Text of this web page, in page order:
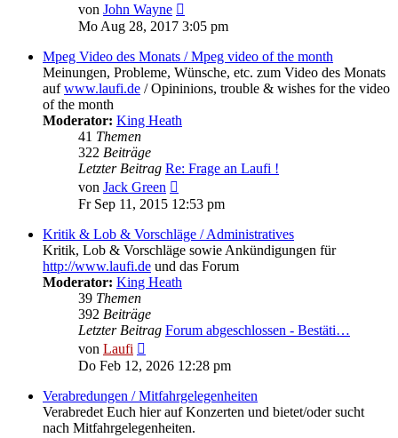
von John Wayne
Beitrag
Mo Aug 28, 2017 3:05 pm
Mpeg Video des Monats / Mpeg video of the month
Meinungen, Probleme, Wünsche, etc. zum Video des Monats
aufwww.laufi.de / Opininions, trouble & wishes for the video
of the month
Moderator: King Heath
41 Themen
322 Beiträge
Letzter Beitrag Re: Frage an Laufi !
von Jack Green
Beitrag
Fr Sep 11, 2015 12:53 pm
Kritik & Lob & Vorschläge / Administratives
Kritik, Lob & Vorschläge sowie Ankündigungen für
http://www.laufi.de und das Forum
Moderator: King Heath
39 Themen
392 Beiträge
Letzter Beitrag Forum abgeschlossen - Bestäti…
von Laufi
Beitrag
Do Feb 12, 2026 12:28 pm
Verabredungen / Mitfahrgelegenheiten
Verabredet Euch hier auf Konzerten und bietet/oder sucht
nach Mitfahrgelegenheiten.